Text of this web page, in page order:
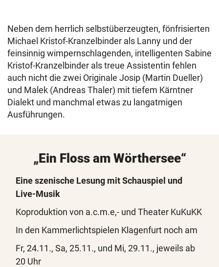
Neben dem herrlich selbstüberzeugten, fönfrisierten
Michael Kristof-Kranzelbinder als Lanny und der
feinsinnig wimpernschlagenden, intelligenten Sabine
Kristof-Kranzelbinder als treue Assistentin fehlen
auch nicht die zwei Originale Josip (Martin Dueller)
und Malek (Andreas Thaler) mit tiefem Kärntner
Dialekt und manchmal etwas zu langatmigen
Ausführungen.
„Ein Floss am Wörthersee“
Eine szenische Lesung mit Schauspiel und
Live-Musik
Koproduktion von a.c.m.e,- und Theater KuKuKK
In den Kammerlichtspielen Klagenfurt noch am
Fr, 24.11., Sa, 25.11., und Mi, 29.11., jeweils ab
20 Uhr